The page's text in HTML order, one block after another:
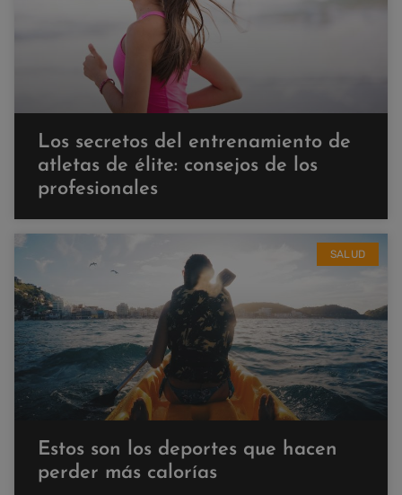
Los secretos del entrenamiento de
atletas de élite: consejos de los
profesionales
SALUD
Estos son los deportes que hacen
perder más calorías